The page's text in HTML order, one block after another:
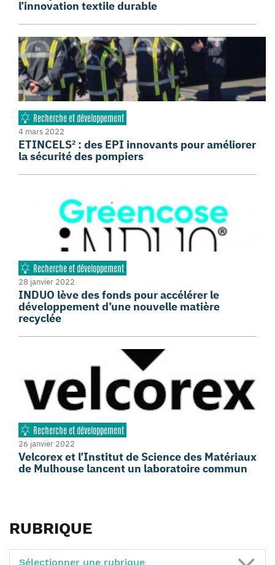
l’innovation textile durable
Recherche et développement
4 mars 2022
ETINCELS² : des EPI innovants pour améliorer
la sécurité des pompiers
Recherche et développement
28 janvier 2022
INDUO lève des fonds pour accélérer le
développement d’une nouvelle matière
recyclée
Recherche et développement
26 janvier 2022
Velcorex et l’Institut de Science des Matériaux
de Mulhouse lancent un laboratoire commun
RUBRIQUE
Sélectionner une rubrique